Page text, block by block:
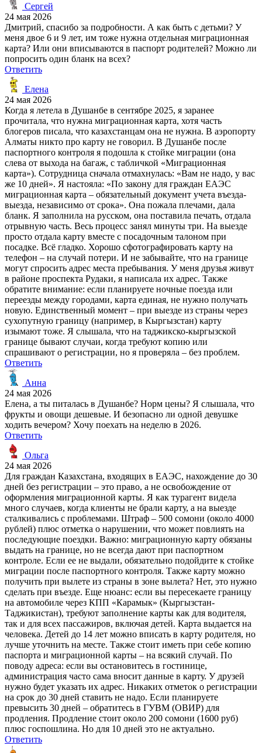
Сергей
24 мая 2026
Дмитрий, спасибо за подробности. А как быть с детьми? У
меня двое 6 и 9 лет, им тоже нужна отдельная миграционная
карта? Или они вписываются в паспорт родителей? Можно ли
попросить один бланк на всех?
Ответить
Елена
24 мая 2026
Когда я летела в Душанбе в сентябре 2025, я заранее
прочитала, что нужна миграционная карта, хотя часть
блогеров писала, что казахстанцам она не нужна. В аэропорту
Алматы никто про карту не говорил. В Душанбе после
паспортного контроля я подошла к стойке миграции (она
слева от выхода на багаж, с табличкой «Миграционная
карта»). Сотрудница сначала отмахнулась: «Вам не надо, у вас
же 10 дней». Я настояла: «По закону для граждан ЕАЭС
миграционная карта – обязательный документ учета въезда-
выезда, независимо от срока». Она пожала плечами, дала
бланк. Я заполнила на русском, она поставила печать, отдала
отрывную часть. Весь процесс занял минуты три. На выезде
просто отдала карту вместе с посадочным талоном при
посадке. Всё гладко. Хорошо сфотографировать карту на
телефон – на случай потери. И не забывайте, что на границе
могут спросить адрес места пребывания. У меня друзья живут
в районе проспекта Рудаки, я написала их адрес. Также
обратите внимание: если планируете ночные поезда или
переезды между городами, карта единая, не нужно получать
новую. Единственный момент – при выезде из страны через
сухопутную границу (например, в Кыргызстан) карту
изымают тоже. Я слышала, что на таджикско-кыргызской
границе бывают случаи, когда требуют копию или
спрашивают о регистрации, но я проверяла – без проблем.
Ответить
Анна
24 мая 2026
Елена, а ты питалась в Душанбе? Норм цены? Я слышала, что
фрукты и овощи дешевые. И безопасно ли одной девушке
ходить вечером? Хочу поехать на неделю в 2026.
Ответить
Ольга
24 мая 2026
Для граждан Казахстана, входящих в ЕАЭС, нахождение до 30
дней без регистрации – это право, а не освобождение от
оформления миграционной карты. Я как турагент видела
много случаев, когда клиенты не брали карту, а на выезде
сталкивались с проблемами. Штраф – 500 сомони (около 4000
рублей) плюс отметка о нарушении, что может повлиять на
последующие поездки. Важно: миграционную карту обязаны
выдать на границе, но не всегда дают при паспортном
контроле. Если ее не выдали, обязательно подойдите к стойке
миграции после паспортного контроля. Также карту можно
получить при вылете из страны в зоне вылета? Нет, это нужно
сделать при въезде. Еще нюанс: если вы пересекаете границу
на автомобиле через КПП «Карамык» (Кыргызстан-
Таджикистан), требуют заполнение карты как для водителя,
так и для всех пассажиров, включая детей. Карта выдается на
человека. Детей до 14 лет можно вписать в карту родителя, но
лучше уточнить на месте. Также стоит иметь при себе копию
паспорта и миграционной карты – на всякий случай. По
поводу адреса: если вы остановитесь в гостинице,
администрация часто сама вносит данные в карту. У друзей
нужно будет указать их адрес. Никаких отметок о регистрации
на срок до 30 дней ставить не надо. Если планируете
превысить 30 дней – обратитесь в ГУВМ (ОВИР) для
продления. Продление стоит около 200 сомони (1600 руб)
плюс госпошлина. Но для 10 дней это не актуально.
Ответить